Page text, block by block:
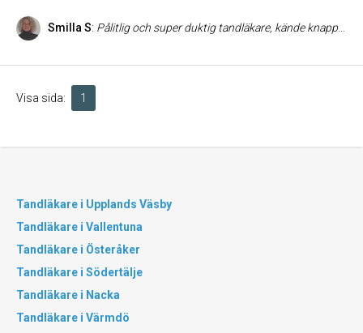
Smilla S: Pålitlig och super duktig tandläkare, kände knappt någon smärta fast jag är hyper känslig. Ärlig och rättvis prissättning. En tandläkare att återvända till, äntligen!
Visa sida: 1
Tandläkare i Upplands Väsby
Tandläkare i Vallentuna
Tandläkare i Österåker
Tandläkare i Södertälje
Tandläkare i Nacka
Tandläkare i Värmdö